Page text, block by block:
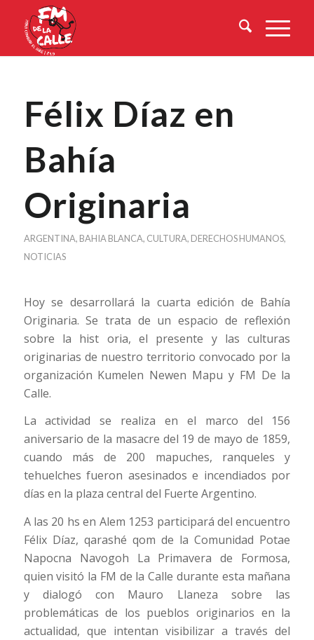
Félix Díaz en
Bahía
Originaria
ARGENTINA, BAHIA BLANCA, CULTURA, DERECHOS HUMANOS,
NOTICIAS
Hoy se desarrollará la cuarta edición de Bahía
Originaria. Se trata de un espacio de reflexión
sobre la hist oria, el presente y las culturas
originarias de nuestro territorio convocado por la
organización Kumelen Newen Mapu y FM De la
Calle.
La actividad se realiza en el marco del 156
aniversario de la masacre del 19 de mayo de 1859,
cuando más de 200 mapuches, ranqueles y
tehuelches fueron asesinados e incendiados por
días en la plaza central del Fuerte Argentino.
A las 20 hs en Alem 1253 participará del encuentro
Félix Díaz, qarashé qom de la Comunidad Potae
Napocna Navogoh La Primavera de Formosa,
quien visitó la FM de la Calle durante esta mañana
y dialogó con Mauro Llaneza sobre las
problemáticas de los pueblos originarios en la
actualidad, que intentan visibilizar a través del